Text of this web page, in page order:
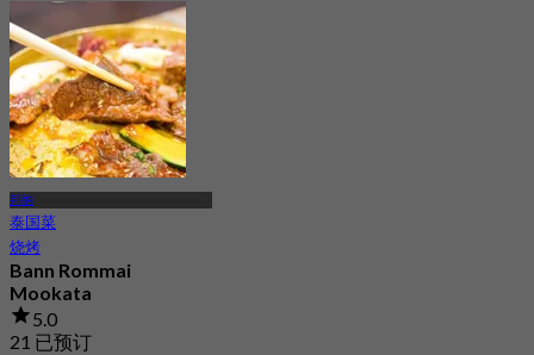
฿ 179
邦纳
泰国菜
烧烤
Bann Rommai
Mookata
5.0
21 已预订